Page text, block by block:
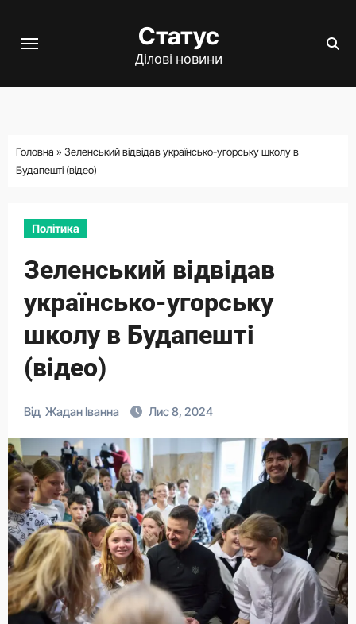
Статус
Ділові новини
Головна » Зеленський відвідав українсько-угорську школу в
Будапешті (відео)
Політика
Зеленський відвідав
українсько-угорську
школу в Будапешті
(відео)
Від Жадан Іванна Лис 8, 2024